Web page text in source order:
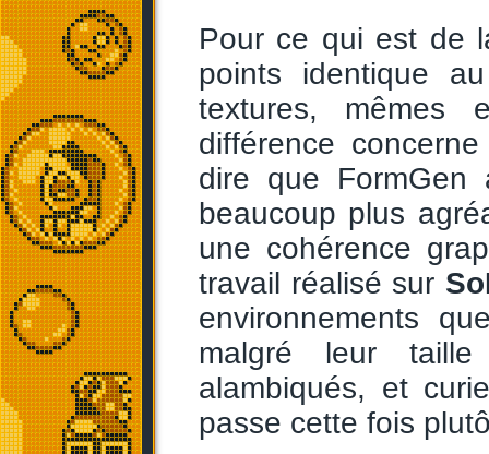
Pour ce qui est de
points identique
textures, mêmes
différence
dire que
beaucoup plus
une cohérence
travail réalisé sur
environnements
malgré leur
alambiqués, et
passe cette fois